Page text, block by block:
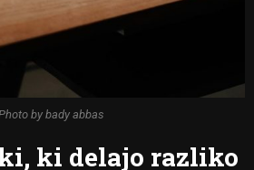
by bady abbas
ki delajo razliko